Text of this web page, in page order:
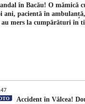
în Bacău! O mămică
ani, pacientă în
au mers la cumpărături în
Accident în Vâlcea!